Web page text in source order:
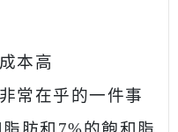
本高
常在乎的一件事